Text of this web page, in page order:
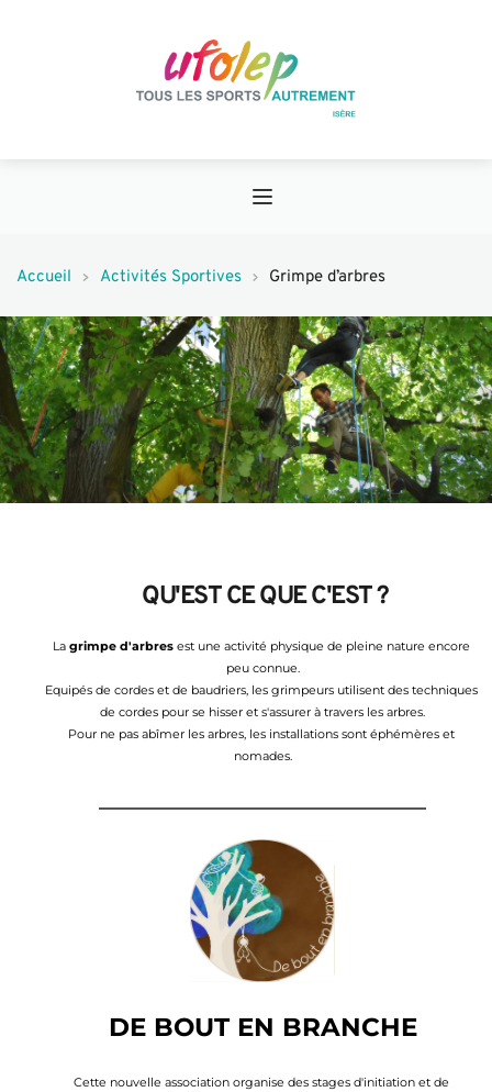
Accueil Activités Sportives Grimpe d’arbres
QU'EST CE QUE C'EST ?
La grimpe d'arbres est une activité physique de pleine nature encore
peu connue.
Equipés de cordes et de baudriers, les grimpeurs utilisent des techniques
de cordes pour se hisser et s'assurer à travers les arbres.
Pour ne pas abîmer les arbres, les installations sont éphémères et
nomades.
DE BOUT EN BRANCHE
Cette nouvelle association organise des stages d'initiation et de